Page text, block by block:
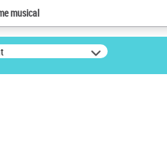
musical